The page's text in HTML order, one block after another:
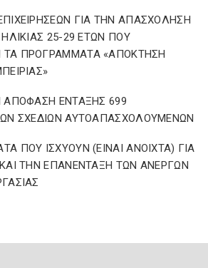
ΓΙΑ ΤΗΝ ΑΠΑΣΧΟΛΗΣΗ
25-29 ΕΤΩΝ ΠΟΥ
ΠΡΟΓΡΑΜΜΑΤΑ «ΑΠΟΚΤΗΣΗ
ΕΝΤΑΞΗΣ 699
ΣΧΕΔΙΩΝ ΑΥΤΟΑΠΑΣΧΟΛΟΥΜΕΝΩΝ
ΠΟΥ ΙΣΧΥΟΥΝ (ΕΙΝΑΙ ΑΝΟΙΧΤΑ) ΓΙΑ
ΤΗΝ ΕΠΑΝΕΝΤΑΞΗ ΤΩΝ ΑΝΕΡΓΩΝ